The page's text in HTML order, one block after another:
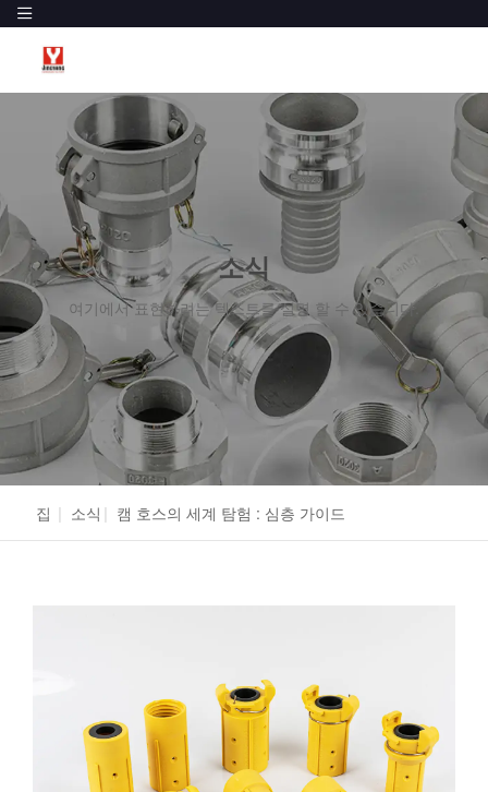
소식
여기에서 표현하려는 텍스트를 설명 할 수 있습니다.
집 | 소식 | 캠 호스의 세계 탐험 : 심층 가이드